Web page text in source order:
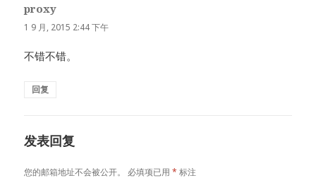
proxy
道：
1 9 月, 2015 2:44 下午
不错不错。
回复
发表回复
您的邮箱地址不会被公开。 必填项已用* 标注